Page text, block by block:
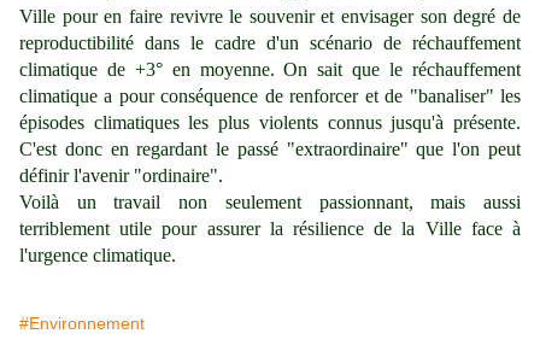
Ville pour en faire revivre le souvenir et envisager son degré de
reproductibilité dans le cadre d'un scénario de réchauffement
climatique de +3° en moyenne. On sait que le réchauffement
climatique a pour conséquence de renforcer et de "banaliser" les
épisodes climatiques les plus violents connus jusqu'à présente.
C'est donc en regardant le passé "extraordinaire" que l'on peut
définir l'avenir "ordinaire".
Voilà un travail non seulement passionnant, mais aussi
terriblement utile pour assurer la résilience de la Ville face à
l'urgence climatique.
#Environnement